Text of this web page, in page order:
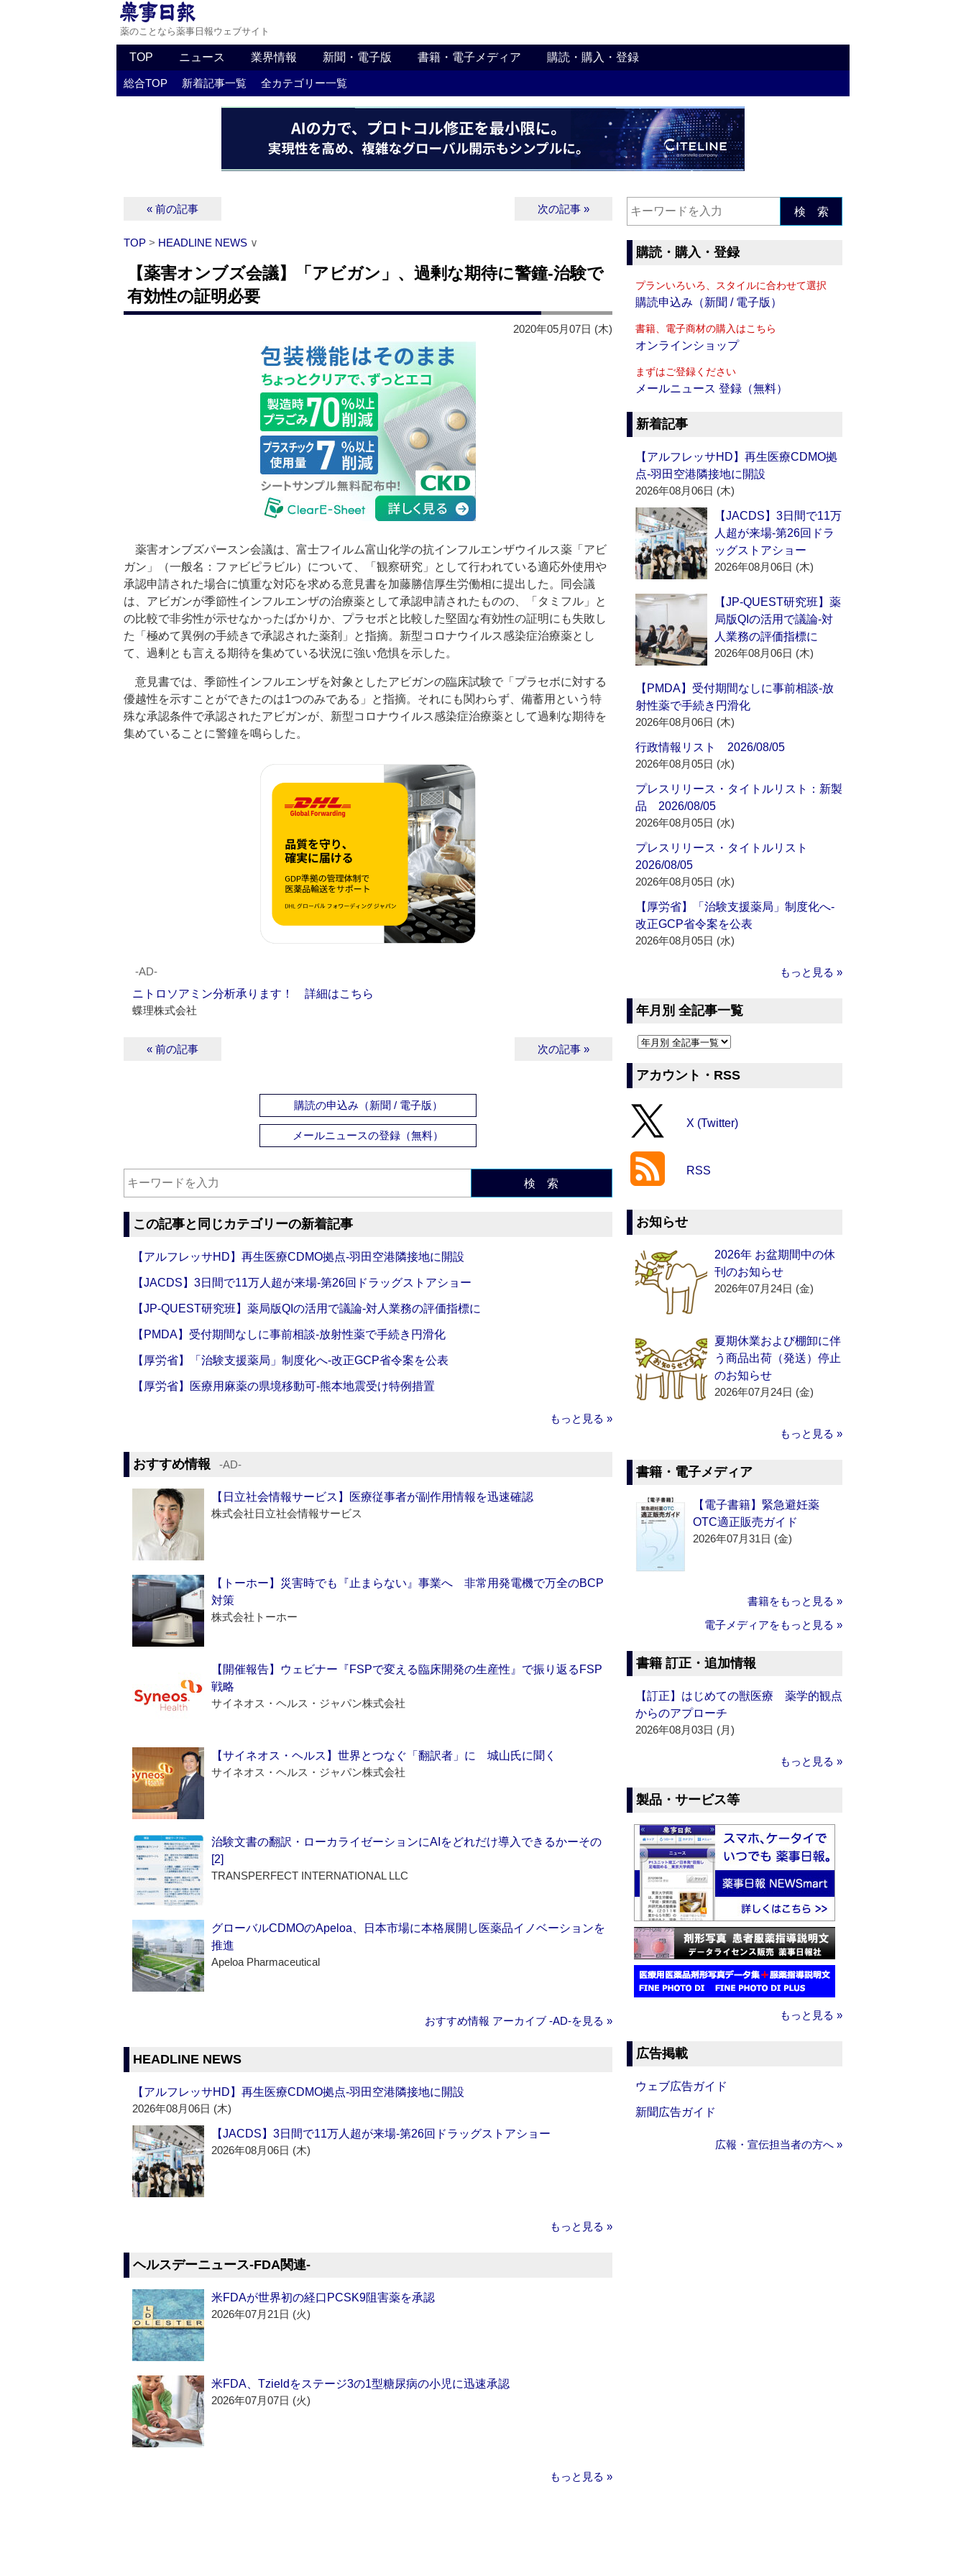
薬のことなら薬事日報ウェブサイト
TOP ニュース 業界情報 新聞・電子版 書籍・電子メディア 購読・購入・登録
総合TOP 新着記事一覧 全カテゴリー一覧
« 前の記事 次の記事 »
TOP > HEADLINE NEWS ∨
【薬害オンブズ会議】「アビガン」、過剰な期待に警鐘‐治験で
有効性の証明必要
2020年05月07日 (木)
薬害オンブズパースン会議は、富士フイルム富山化学の抗インフルエンザウイルス薬「アビ
ガン」（一般名：ファビピラビル）について、「観察研究」として行われている適応外使用や
承認申請された場合に慎重な対応を求める意見書を加藤勝信厚生労働相に提出した。同会議
は、アビガンが季節性インフルエンザの治療薬として承認申請されたものの、「タミフル」と
の比較で非劣性が示せなかったばかりか、プラセボと比較した堅固な有効性の証明にも失敗し
た「極めて異例の手続きで承認された薬剤」と指摘。新型コロナウイルス感染症治療薬とし
て、過剰とも言える期待を集めている状況に強い危惧を示した。
意見書では、季節性インフルエンザを対象としたアビガンの臨床試験で「プラセボに対する
優越性を示すことができたのは1つのみである」と指摘。それにも関わらず、備蓄用という特
殊な承認条件で承認されたアビガンが、新型コロナウイルス感染症治療薬として過剰な期待を
集めていることに警鐘を鳴らした。
‐AD‐
ニトロソアミン分析承ります！ 詳細はこちら
蝶理株式会社
« 前の記事 次の記事 »
購読の申込み（新聞 / 電子版）
メールニュースの登録（無料）
検 索
この記事と同じカテゴリーの新着記事
【アルフレッサHD】再生医療CDMO拠点‐羽田空港隣接地に開設
【JACDS】3日間で11万人超が来場‐第26回ドラッグストアショー
【JP-QUEST研究班】薬局版QIの活用で議論‐対人業務の評価指標に
【PMDA】受付期間なしに事前相談‐放射性薬で手続き円滑化
【厚労省】「治験支援薬局」制度化へ‐改正GCP省令案を公表
【厚労省】医療用麻薬の県境移動可‐熊本地震受け特例措置
もっと見る »
おすすめ情報 ‐AD‐
【日立社会情報サービス】医療従事者が副作用情報を迅速確認
株式会社日立社会情報サービス
【トーホー】災害時でも『止まらない』事業へ 非常用発電機で万全のBCP
対策
株式会社トーホー
【開催報告】ウェビナー『FSPで変える臨床開発の生産性』で振り返るFSP
戦略
サイネオス・ヘルス・ジャパン株式会社
【サイネオス・ヘルス】世界とつなぐ「翻訳者」に 城山氏に聞く
サイネオス・ヘルス・ジャパン株式会社
治験文書の翻訳・ローカライゼーションにAIをどれだけ導入できるかーその
[2]
TRANSPERFECT INTERNATIONAL LLC
グローバルCDMOのApeloa、日本市場に本格展開し医薬品イノベーションを
推進
Apeloa Pharmaceutical
おすすめ情報 アーカイブ ‐AD‐を見る »
HEADLINE NEWS
【アルフレッサHD】再生医療CDMO拠点‐羽田空港隣接地に開設
2026年08月06日 (木)
【JACDS】3日間で11万人超が来場‐第26回ドラッグストアショー
2026年08月06日 (木)
もっと見る »
ヘルスデーニュース‐FDA関連‐
米FDAが世界初の経口PCSK9阻害薬を承認
2026年07月21日 (火)
米FDA、Tzieldをステージ3の1型糖尿病の小児に迅速承認
2026年07月07日 (火)
もっと見る »
検 索
購読・購入・登録
プランいろいろ、スタイルに合わせて選択
購読申込み（新聞 / 電子版）
書籍、電子商材の購入はこちら
オンラインショップ
まずはご登録ください
メールニュース 登録（無料）
新着記事
【アルフレッサHD】再生医療CDMO拠
点‐羽田空港隣接地に開設
2026年08月06日 (木)
【JACDS】3日間で11万
人超が来場‐第26回ドラ
ッグストアショー
2026年08月06日 (木)
【JP-QUEST研究班】薬
局版QIの活用で議論‐対
人業務の評価指標に
2026年08月06日 (木)
【PMDA】受付期間なしに事前相談‐放
射性薬で手続き円滑化
2026年08月06日 (木)
行政情報リスト 2026/08/05
2026年08月05日 (水)
プレスリリース・タイトルリスト：新製
品 2026/08/05
2026年08月05日 (水)
プレスリリース・タイトルリスト
2026/08/05
2026年08月05日 (水)
【厚労省】「治験支援薬局」制度化へ‐
改正GCP省令案を公表
2026年08月05日 (水)
もっと見る »
年月別 全記事一覧
アカウント・RSS
X (Twitter)
RSS
お知らせ
2026年 お盆期間中の休
刊のお知らせ
2026年07月24日 (金)
夏期休業および棚卸に伴
う商品出荷（発送）停止
のお知らせ
2026年07月24日 (金)
もっと見る »
書籍・電子メディア
【電子書籍】緊急避妊薬
OTC適正販売ガイド
2026年07月31日 (金)
書籍をもっと見る »
電子メディアをもっと見る »
書籍 訂正・追加情報
【訂正】はじめての獣医療 薬学的観点
からのアプローチ
2026年08月03日 (月)
もっと見る »
製品・サービス等
もっと見る »
広告掲載
ウェブ広告ガイド
新聞広告ガイド
広報・宣伝担当者の方へ »